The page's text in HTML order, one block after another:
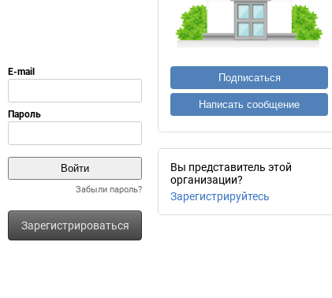
Забыли пароль?
Зарегистрироваться
Подписаться
Написать сообщение
Вы представитель этой
организации?
Зарегистрируйтесь